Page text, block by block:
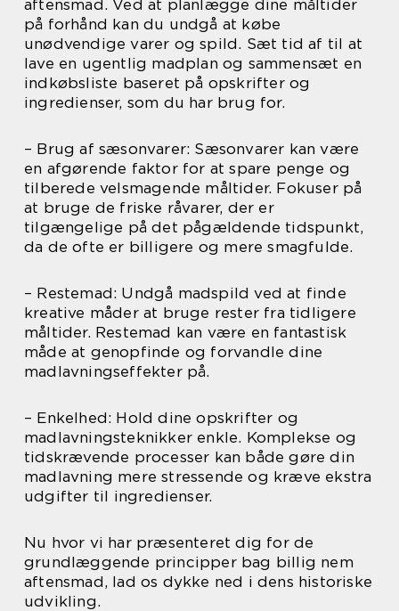
aftensmad. Ved at planlægge dine måltider
på forhånd kan du undgå at købe
unødvendige varer og spild. Sæt tid af til at
lave en ugentlig madplan og sammensæt en
indkøbsliste baseret på opskrifter og
ingredienser, som du har brug for.
– Brug af sæsonvarer: Sæsonvarer kan være
en afgørende faktor for at spare penge og
tilberede velsmagende måltider. Fokuser på
at bruge de friske råvarer, der er
tilgængelige på det pågældende tidspunkt,
da de ofte er billigere og mere smagfulde.
– Restemad: Undgå madspild ved at finde
kreative måder at bruge rester fra tidligere
måltider. Restemad kan være en fantastisk
måde at genopfinde og forvandle dine
madlavningseffekter på.
– Enkelhed: Hold dine opskrifter og
madlavningsteknikker enkle. Komplekse og
tidskrævende processer kan både gøre din
madlavning mere stressende og kræve ekstra
udgifter til ingredienser.
Nu hvor vi har præsenteret dig for de
grundlæggende principper bag billig nem
aftensmad, lad os dykke ned i dens historiske
udvikling.